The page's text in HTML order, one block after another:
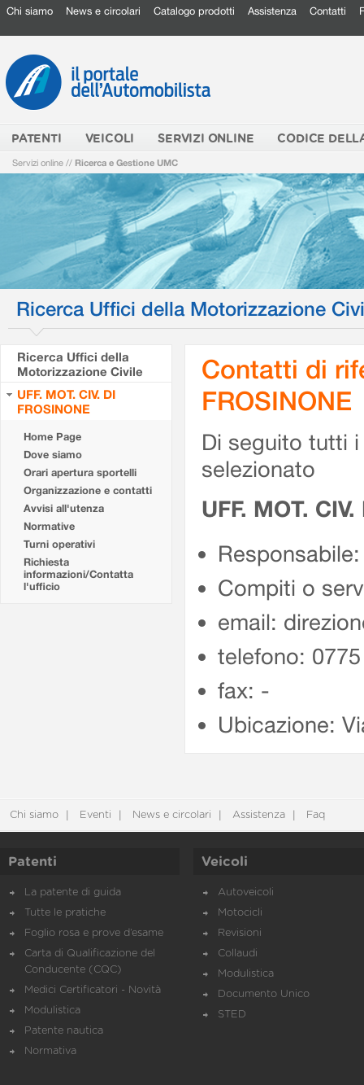
Chi siamo News e circolari Catalogo prodotti Assistenza Contatti
PATENTI VEICOLI SERVIZI ONLINE CODICE
Servizi online // Ricerca e Gestione UMC
Ricerca Uffici della Motorizzazione
Ricerca Uffici della
Motorizzazione Civile
UFF. MOT. CIV. DI
FROSINONE
Home Page
Dove siamo
Orari apertura sportelli
Organizzazione e contatti
Avvisi all'utenza
Normative
Turni operativi
Richiesta
informazioni/Contatta
l'ufficio
Contatti di
FROSINONE
Di seguito tutti
selezionato
UFF. MOT.
Compiti o
email:
telefono:
fax: -
Ubicazione:
Chi siamo Eventi News e circolari Assistenza Faq
Patenti
La patente di guida
Tutte le pratiche
Foglio rosa e prove d’esame
Carta di Qualificazione del
Conducente (CQC)
Medici Certificatori - Novità
Modulistica
Patente nautica
Normativa
Veicoli
Autoveicoli
Motocicli
Revisioni
Collaudi
Modulistica
Documento Unico
STED